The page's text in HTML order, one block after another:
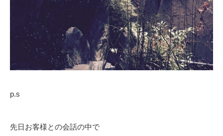
p.s
先日お客様との会話の中で